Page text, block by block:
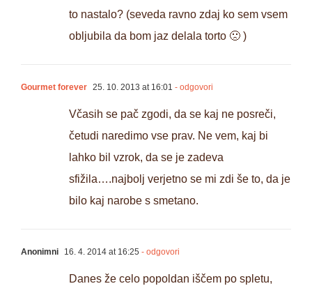
to nastalo? (seveda ravno zdaj ko sem vsem
obljubila da bom jaz delala torto 🙁 )
Gourmet forever 25. 10. 2013 at 16:01 - odgovori
Včasih se pač zgodi, da se kaj ne posreči,
četudi naredimo vse prav. Ne vem, kaj bi
lahko bil vzrok, da se je zadeva
sfižila….najbolj verjetno se mi zdi še to, da je
bilo kaj narobe s smetano.
Anonimni 16. 4. 2014 at 16:25 - odgovori
Danes že celo popoldan iščem po spletu,